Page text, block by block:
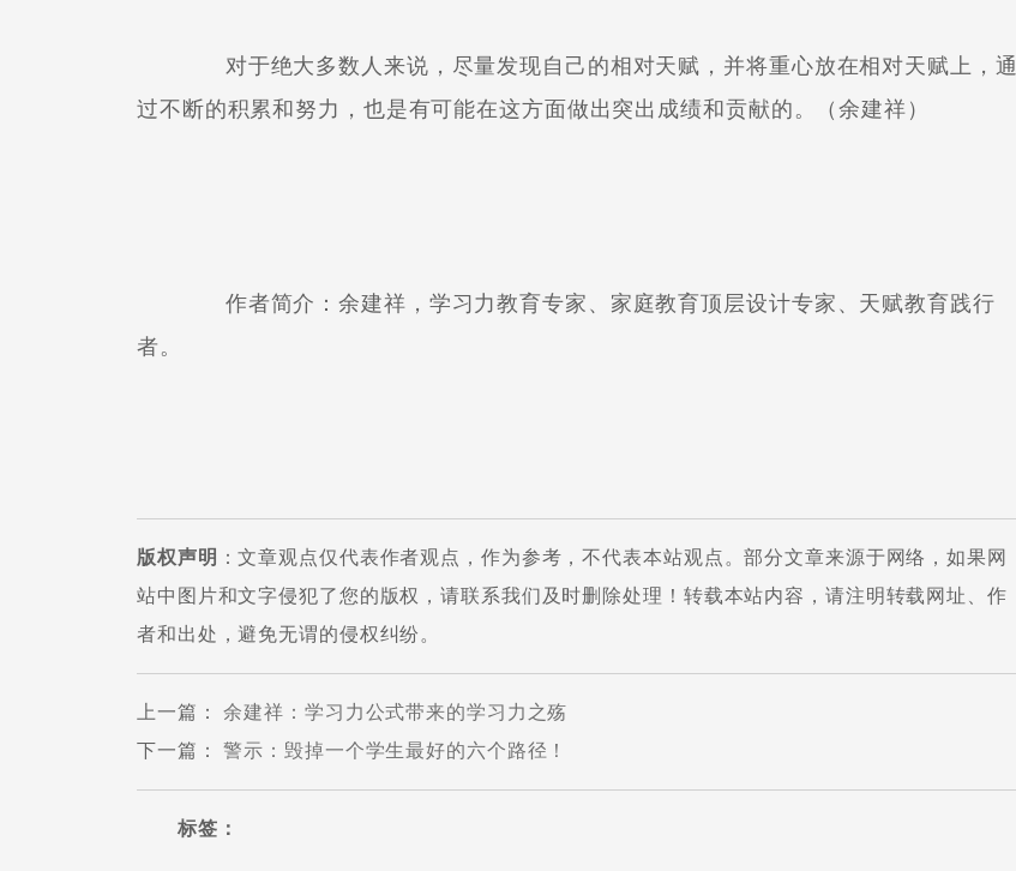
对于绝大多数人来说，尽量发现自己的相对天赋，并将重心放在相对天赋上，通
过不断的积累和努力，也是有可能在这方面做出突出成绩和贡献的。（余建祥）
作者简介：余建祥，学习力教育专家、家庭教育顶层设计专家、天赋教育践行
者。
版权声明 ：文章观点仅代表作者观点，作为参考，不代表本站观点。部分文章来源于网络，如果网
站中图片和文字侵犯了您的版权，请联系我们及时删除处理！转载本站内容，请注明转载网址、作
者和出处，避免无谓的侵权纠纷。
上一篇 ：余建祥：学习力公式带来的学习力之殇
下一篇 ：警示：毁掉一个学生最好的六个路径！
标签：